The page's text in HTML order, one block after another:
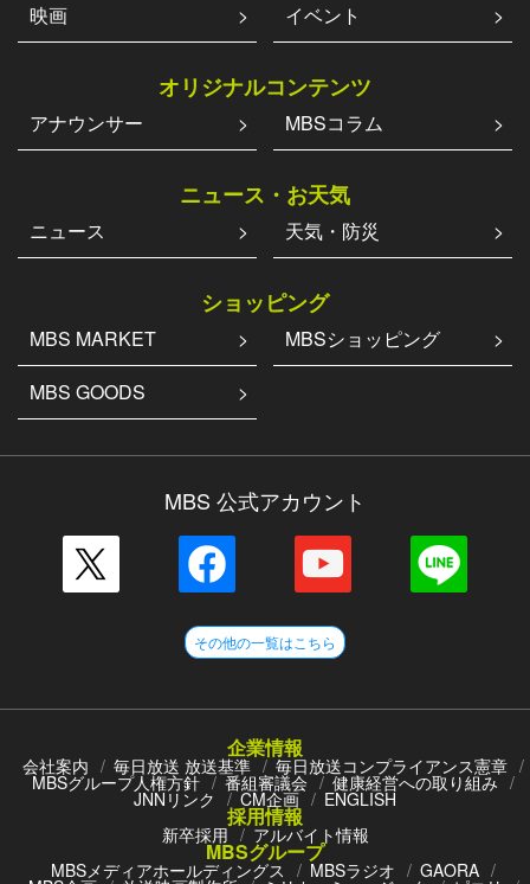
映画 イベント
オリジナルコンテンツ
アナウンサー MBSコラム
ニュース・お天気
ニュース 天気・防災
ショッピング
MBS MARKET
MBSショッピング
MBS GOODS
MBS 公式アカウント
その他の一覧はこちら
企業情報
会社案内 毎日放送 放送基準 毎日放送コンプライアンス憲章
MBSグループ人権方針 番組審議会 健康経営への取り組み
JNNリンク CM企画 ENGLISH
採用情報
新卒採用 アルバイト情報
MBSグループ
MBSメディアホールディングス MBSラジオ GAORA